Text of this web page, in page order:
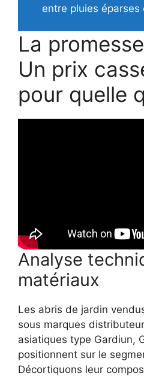
entre pluies éparses
La
Un prix
pour quelle
Analyse
matériaux
Les abris de jardin
sous marques
asiatiques type Gardiun,
positionnent sur le
Décortiquons leur